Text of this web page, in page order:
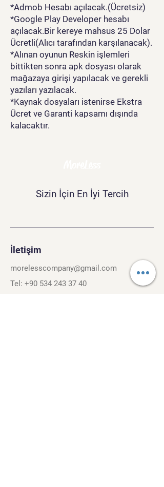
*Admob Hesabı açılacak.(Ücretsiz)
*Google Play Developer hesabı
açılacak.Bir kereye mahsus 25 Dolar
Ücretli(Alıcı tarafından karşılanacak).
*Alınan oyunun Reskin işlemleri
bittikten sonra apk dosyası olarak
mağazaya girişi yapılacak ve gerekli
yazıları yazılacak.
*Kaynak dosyaları istenirse Ekstra
Ücret ve Garanti kapsamı dışında
kalacaktır.
Sizin İçin En İyi Tercih
İletişim
morelesscompany@gmail.com
Tel: +90 534 243 37 40